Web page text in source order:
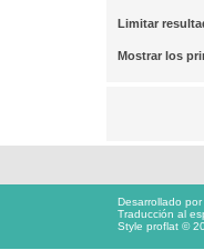
Limitar
Mostrar los
Desarrollado por
Traducción al
Style proflat ©